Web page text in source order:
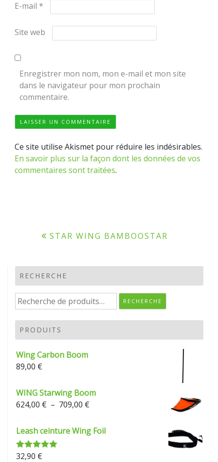
E-mail *
Site web
Enregistrer mon nom, mon e-mail et mon site
dans le navigateur pour mon prochain
commentaire.
Ce site utilise Akismet pour réduire les indésirables.
En savoir plus sur la façon dont les données de vos
commentaires sont traitées.
Navigation
l’article
STAR WING BAMBOOSTAR
RECHERCHE
Recherche
pour :
RECHERCHE
PRODUITS
Wing Carbon Boom
89,00 €
WING Starwing Boom
624,00 € – 709,00 €
prix :
624,00 €
Leash ceinture Wing Foil
Note 5.00
32,90 €